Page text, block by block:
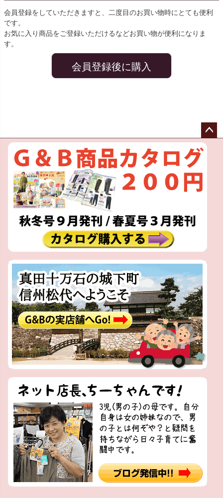
会員登録をしていただきますと、二度目のお買い物時にとても便利
です。
お気に入り商品をご登録いただけるなどお買い物が便利になりま
す。
会員登録後に購入
ペー
へ